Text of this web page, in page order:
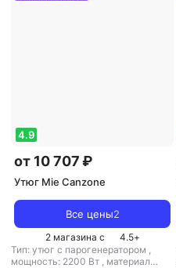
4.9
от 10 707 ₽
Утюг Mie Canzone
Все цены2
2 магазина с 4.5+
Тип: утюг с парогенератором ,
мощность: 2200 Вт , материал